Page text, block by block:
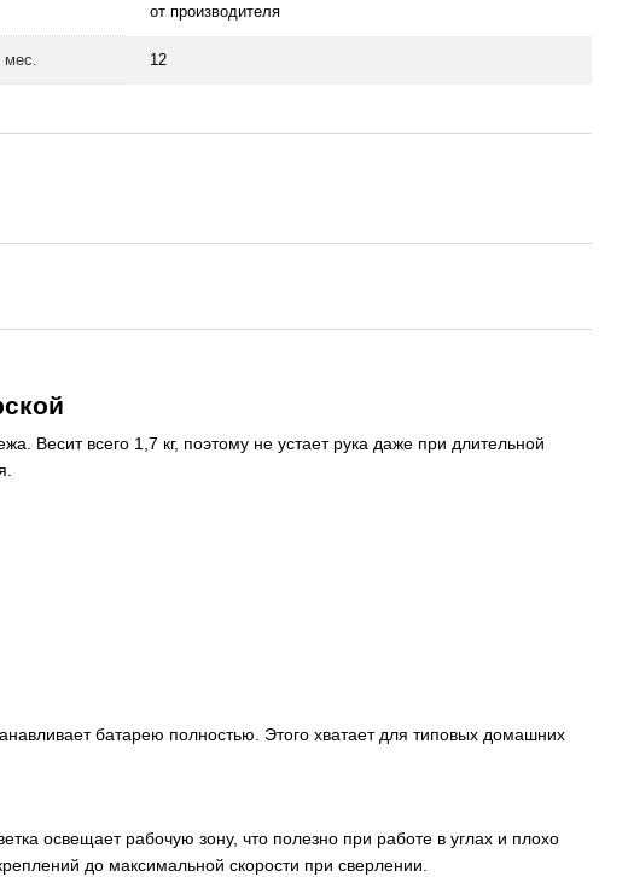
от производителя
мес. 12
Весит всего 1,7 кг, поэтому не устает рука даже при длительной
батарею полностью. Этого хватает для типовых домашних
освещает рабочую зону, что полезно при работе в углах и плохо
до максимальной скорости при сверлении.